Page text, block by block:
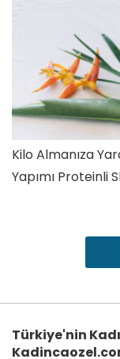
Kilo Almanıza
Yapımı Proteinli
Türkiye'nin